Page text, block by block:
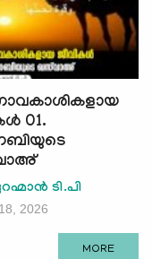
01.
ടി.പി
2026
MORE